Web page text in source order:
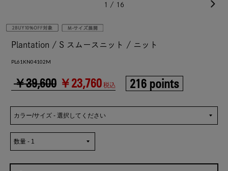
1 / 16
Plantation / S スムースニット / ニット
PL61KN04102M
￥39,600 ￥23,760 税込 216 points